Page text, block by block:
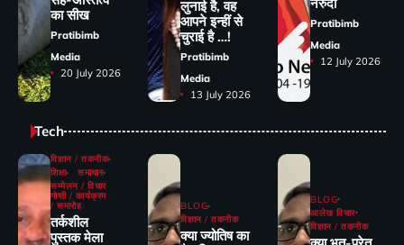
का सीख
Pratibimb
Media
20 July 2026
लुनाई है, वह
आपने इन्हीं से
चुराई है …!
Pratibimb
Media
13 July 2026
Pratibimb
Media
12 July 2026
Tech
विज्ञान / तकनीक
शिक्षा
समाचार
सम्मेलन / विचार
गोष्ठी / कार्यक्रम
/ समारोह
तर्कशील
पुस्तक मेला
BLOG
विज्ञान / तकनीक
क्या ज्योतिष का
BLOG
आलेख विचार
विज्ञान / तकनीक